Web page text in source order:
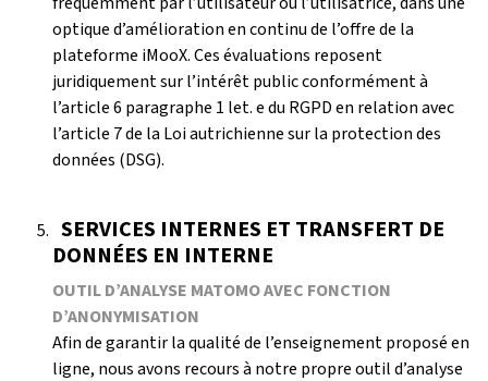
optique d’amélioration en continu de l’offre de la
plateforme iMooX. Ces évaluations reposent
juridiquement sur l’intérêt public conformément à
l’article 6 paragraphe 1 let. e du RGPD en relation avec
l’article 7 de la Loi autrichienne sur la protection des
données (DSG).
SERVICES INTERNES ET TRANSFERT DE
DONNÉES EN INTERNE
OUTIL D’ANALYSE MATOMO AVEC FONCTION
D’ANONYMISATION
Afin de garantir la qualité de l’enseignement proposé en
ligne, nous avons recours à notre propre outil d’analyse